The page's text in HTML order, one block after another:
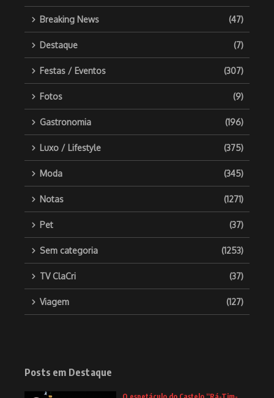
Breaking News (47)
Destaque (7)
Festas / Eventos (307)
Fotos (9)
Gastronomia (196)
Luxo / Lifestyle (375)
Moda (345)
Notas (1271)
Pet (37)
Sem categoria (1253)
TV ClaCri (37)
Viagem (127)
Posts em Destaque